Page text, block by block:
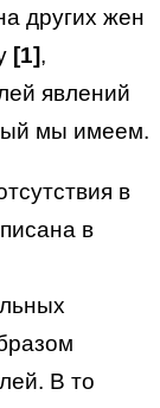
других жен
[1],
явлений
мы имеем.
в
в
В то